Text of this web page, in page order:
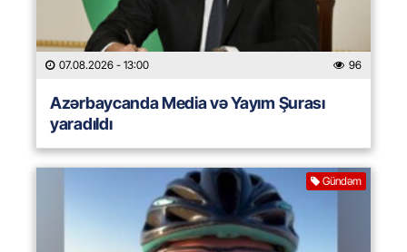
07.08.2026 - 13:00 96
Azərbaycanda Media və Yayım Şurası
yaradıldı
Gündəm